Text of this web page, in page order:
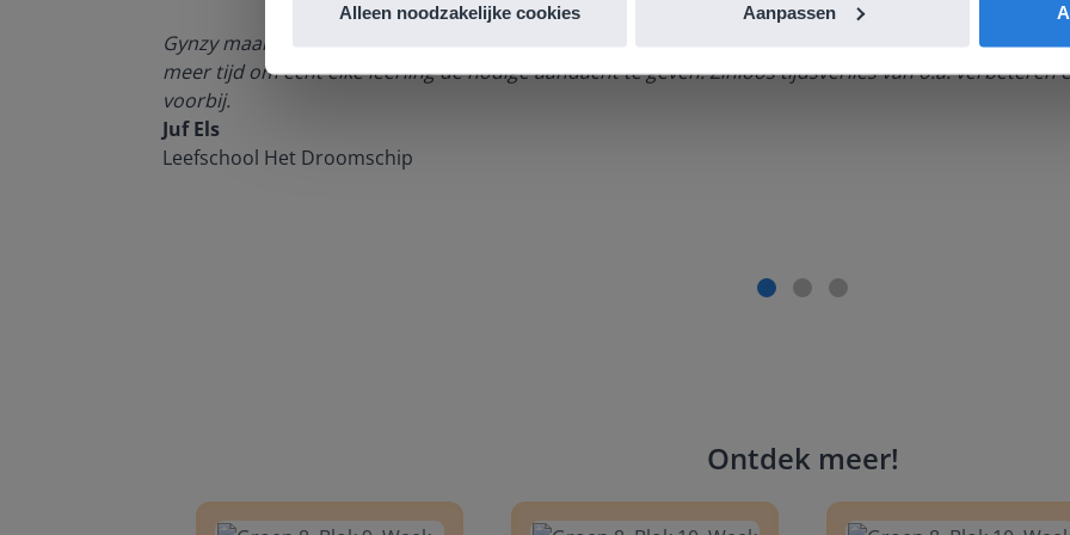
Alleen noodzakelijke cookies Aanpassen
Gynzy maakt het lesgeven zoveel eenvoudiger én aantrekkelijker voor zowel de leerkracht als de
meer tijd om echt elke leerling de nodige aandacht te geven. Zinloos tijdsverlies van o.a. verbeteren
voorbij.
Juf Els
Leefschool Het Droomschip
Ontdek meer!